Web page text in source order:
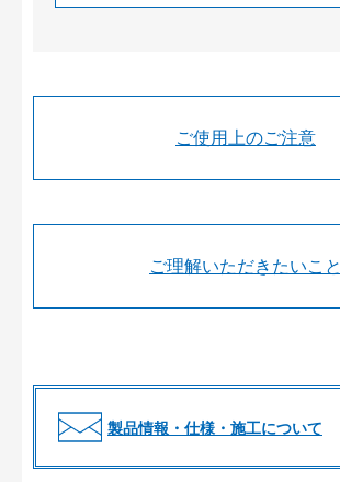
ご使用上のご注意
ご理解いただきたいこと
製品情報・仕様・施工について